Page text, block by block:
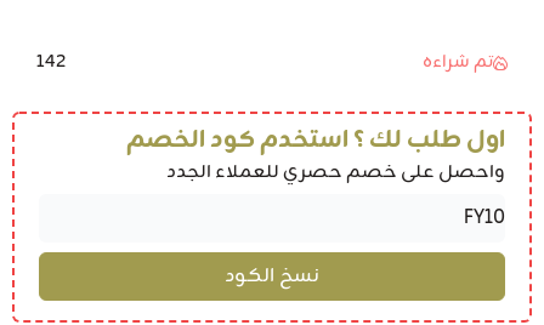
تم شراءه 142
اول طلب لك ؟ استخدم كود الخصم
واحصل على خصم حصري للعملاء الجدد